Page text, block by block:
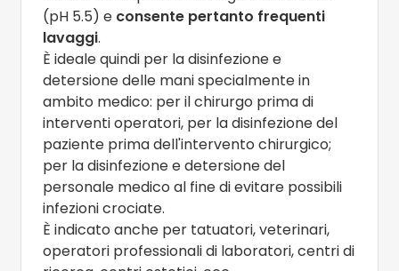
(pH 5.5) e consente pertanto frequenti
lavaggi.
È ideale quindi per la disinfezione e
detersione delle mani specialmente in
ambito medico: per il chirurgo prima di
interventi operatori, per la disinfezione del
paziente prima dell'intervento chirurgico;
per la disinfezione e detersione del
personale medico al fine di evitare possibili
infezioni crociate.
È indicato anche per tatuatori, veterinari,
operatori professionali di laboratori, centri di